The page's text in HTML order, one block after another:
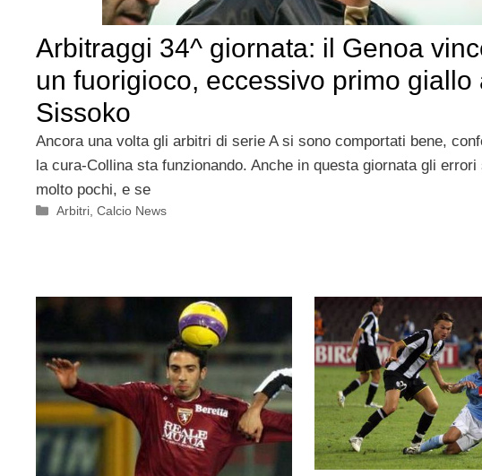
Arbitraggi 34^ giornata: il Genoa
un fuorigioco, eccessivo primo giallo
Sissoko
Ancora una volta gli arbitri di serie A si sono comportati bene,
la cura-Collina sta funzionando. Anche in questa giornata gli errori
molto pochi, e se
Categorie
Arbitri ,Calcio News